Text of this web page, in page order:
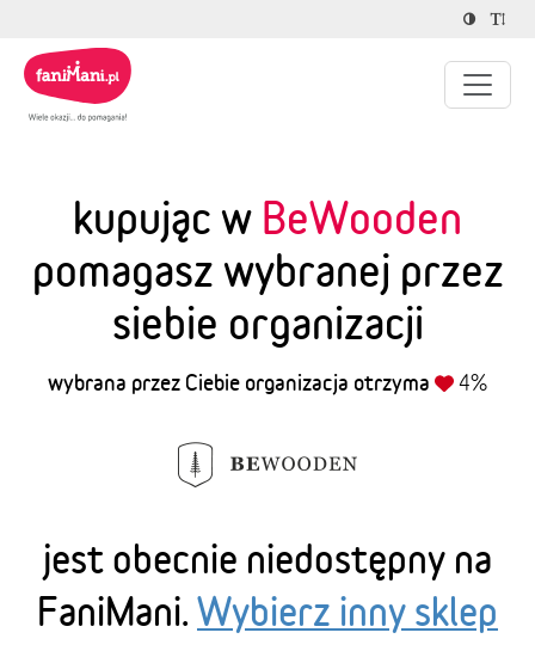
kupując w BeWooden
pomagasz wybranej przez
siebie organizacji
wybrana przez Ciebie organizacja otrzyma 4%
jest obecnie niedostępny na
FaniMani. Wybierz inny sklep